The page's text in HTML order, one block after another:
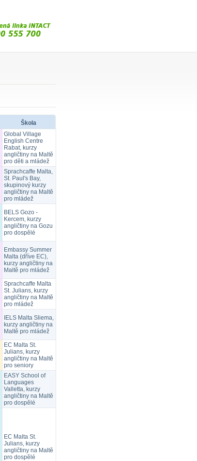
Škola
Global Village
English Centre
Rabat, kurzy
angličtiny na Maltě
pro děti a mládež
Sprachcaffe Malta,
St. Paul's Bay,
skupinový kurzy
angličtiny na Maltě
pro mládež
BELS Gozo -
Kercem, kurzy
angličtiny na Gozu
pro dospělé
Embassy Summer
Malta (dříve EC),
kurzy angličtiny na
Maltě pro mládež
Sprachcaffe Malta
St. Julians, kurzy
angličtiny na Maltě
pro mládež
IELS Malta Sliema,
kurzy angličtiny na
Maltě pro mládež
EC Malta St.
Julians, kurzy
angličtiny na Maltě
pro seniory
EASY School of
Languages
Valletta, kurzy
angličtiny na Maltě
pro dospělé
EC Malta St.
Julians, kurzy
angličtiny na Maltě
pro dospělé